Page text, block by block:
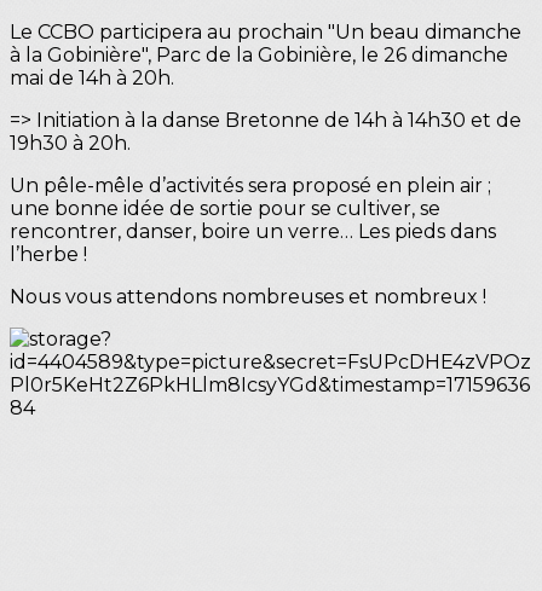
Le CCBO participera au prochain "Un beau dimanche
à la Gobinière", Parc de la Gobinière, le 26 dimanche
mai de 14h à 20h.
=> Initiation à la danse Bretonne de 14h à 14h30 et de
19h30 à 20h.
Un pêle-mêle d’activités sera proposé en plein air ;
une bonne idée de sortie pour se cultiver, se
rencontrer, danser, boire un verre… Les pieds dans
l’herbe !
Nous vous attendons nombreuses et nombreux !